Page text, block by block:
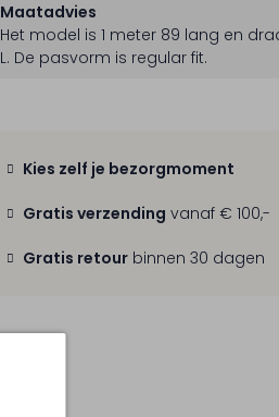
Maatadvies
Het model is 1 meter 89 lang en
L. De pasvorm is regular fit.
Kies zelf je bezorgmoment
Gratis verzending vanaf € 100,-
Gratis retour binnen 30 dagen